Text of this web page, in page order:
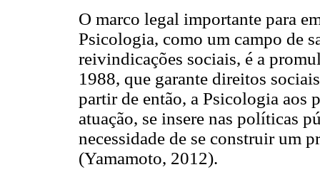
O marco legal importante para
Psicologia, como um campo de
reivindicações sociais, é a
1988, que garante direitos
partir de então, a Psicologia aos
atuação, se insere nas políticas
necessidade de se construir um
(Yamamoto, 2012).